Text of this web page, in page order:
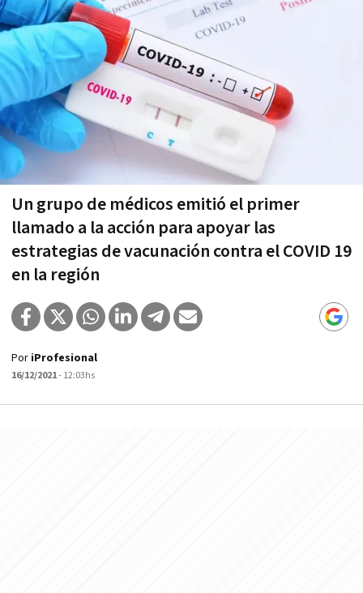
Un grupo de médicos emitió el primer
llamado a la acción para apoyar las
estrategias de vacunación contra el COVID 19
en la región
Por iProfesional
16/12/2021- 12:03hs